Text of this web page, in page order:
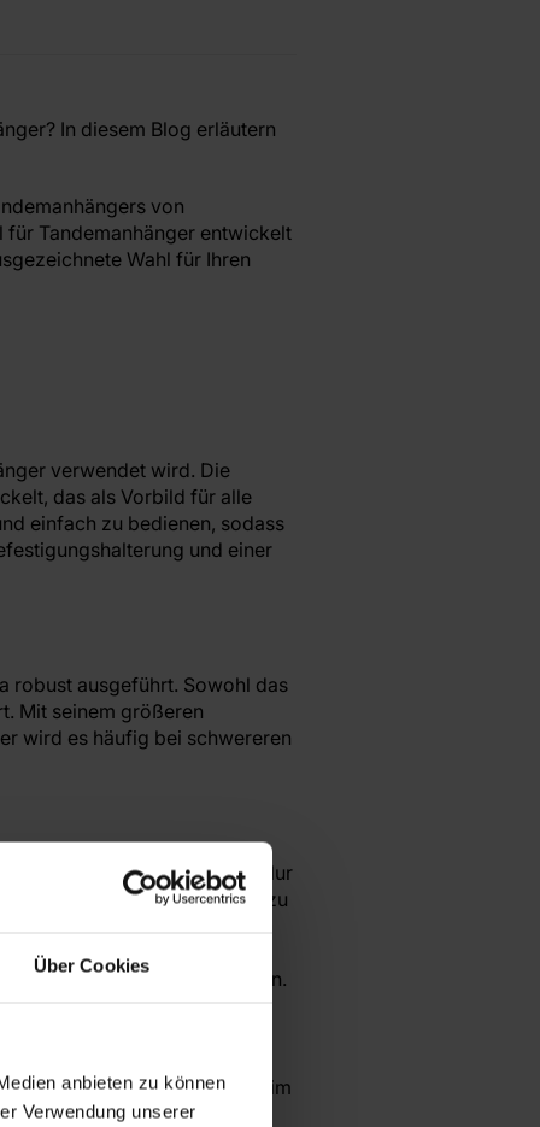
Über Cookies
anbieten zu können
Verwendung unserer
In diesem Blog erläutern
von
Tandemanhänger entwickelt
Wahl für Ihren
verwendet wird. Die
das als Vorbild für alle
einfach zu bedienen, sodass
und einer
robust ausgeführt. Sowohl das
Mit seinem größeren
wird es häufig bei schwereren
Eigenschaften auf. Nur
Befestigungslöchern. Und zu
es mühelos an jeden
Tandemanhänger suchen.
den Einsatz beim
dass ein zuvor als "zu